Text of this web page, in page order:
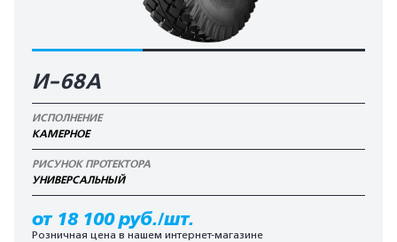
И-68А
ИСПОЛНЕНИЕ
КАМЕРНОЕ
РИСУНОК ПРОТЕКТОРА
УНИВЕРСАЛЬНЫЙ
от 18 100 руб./шт.
Розничная цена в нашем интернет-магазине